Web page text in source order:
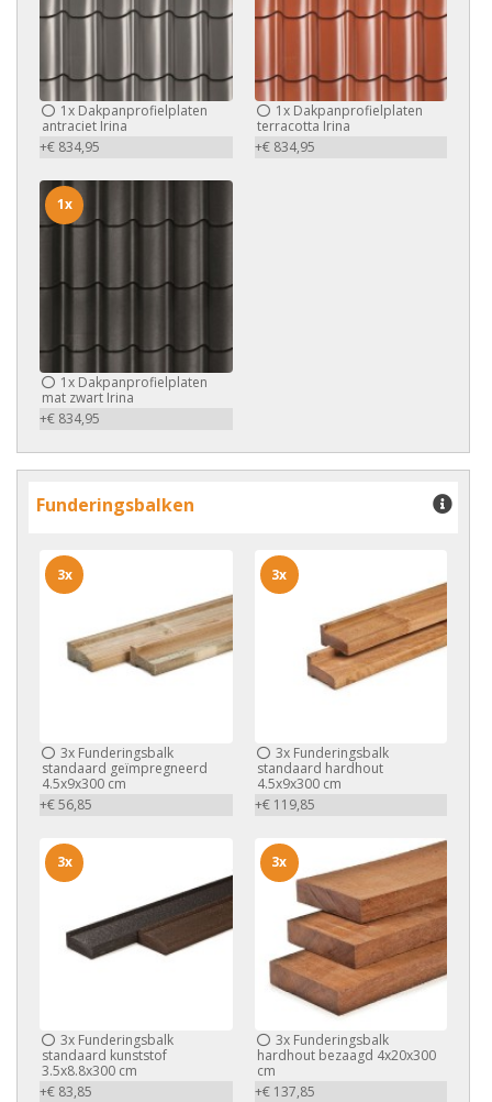
1x Dakpanprofielplaten
antraciet Irina
+€ 834,95
1xDakpanprofielplaten
terracotta Irina
+€ 834,95
1x Dakpanprofielplaten
mat zwart Irina
+€ 834,95
1x
Funderingsbalken
3x Funderingsbalk
standaard geïmpregneerd
4.5x9x300 cm
+€ 56,85
3x
3xFunderingsbalk
standaard hardhout
4.5x9x300 cm
+€ 119,85
3x
3x Funderingsbalk
standaard kunststof
3.5x8.8x300 cm
+€ 83,85
3x
3xFunderingsbalk
hardhout bezaagd 4x20x300
cm
+€ 137,85
3x